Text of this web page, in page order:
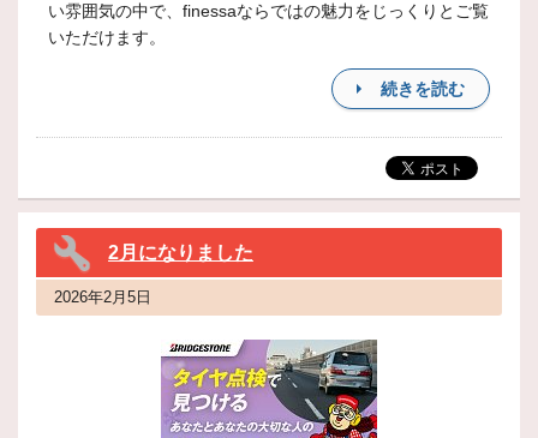
い雰囲気の中で、finessaならではの魅力をじっくりとご覧
いただけます。
続きを読む
2月になりました
2026年2月5日